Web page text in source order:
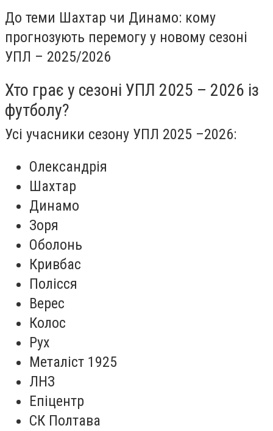
До теми Шахтар чи Динамо: кому
прогнозують перемогу у новому сезоні
УПЛ – 2025/2026
Хто грає у сезоні УПЛ 2025 – 2026 із
футболу?
Усі учасники сезону УПЛ 2025 –2026:
Олександрія
Шахтар
Динамо
Зоря
Оболонь
Кривбас
Полісся
Верес
Колос
Рух
Металіст 1925
ЛНЗ
Епіцентр
СК Полтава